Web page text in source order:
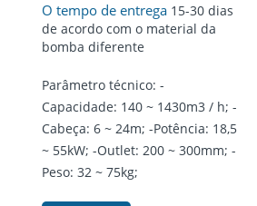
O tempo de entrega 15-30 dias
de acordo com o material da
bomba diferente
Parâmetro técnico: -
Capacidade: 140 ~ 1430m3 / h; -
Cabeça: 6 ~ 24m; -Potência: 18,5
~ 55kW; -Outlet: 200 ~ 300mm; -
Peso: 32 ~ 75kg;